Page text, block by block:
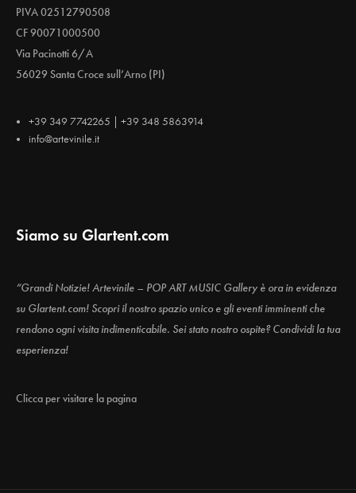
PIVA 02512790508
CF 90071000500
Via Pacinotti 6/A
56029 Santa Croce sull’Arno (PI)
+39 349 7742265 | +39 348 5863914
info@artevinile.it
Siamo su Glartent.com
“Grandi Notizie! Artevinile – POP ART MUSIC Gallery è ora in evidenza
su Glartent.com! Scopri il nostro spazio unico e gli eventi imminenti che
rendono ogni visita indimenticabile. Sei stato nostro ospite? Condividi la tua
esperienza!
Clicca per visitare la pagina